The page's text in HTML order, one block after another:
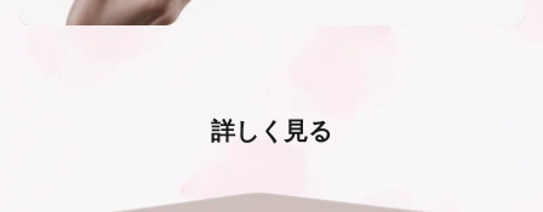
詳しく見る